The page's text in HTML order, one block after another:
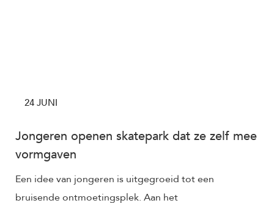
Jongeren openen skatepark dat ze zelf mee
vormgaven
24 JUNI
Een idee van jongeren is uitgegroeid tot een
bruisende ontmoetingsplek. Aan het